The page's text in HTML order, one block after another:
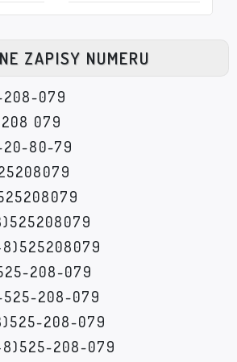
ZAPISY NUMERU
208-079
079
20-80-79
208-079
525-208-079
208-079
208-079